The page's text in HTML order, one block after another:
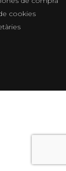
cookies